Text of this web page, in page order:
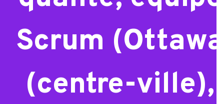
Scrum (Ottawa
(centre-ville),